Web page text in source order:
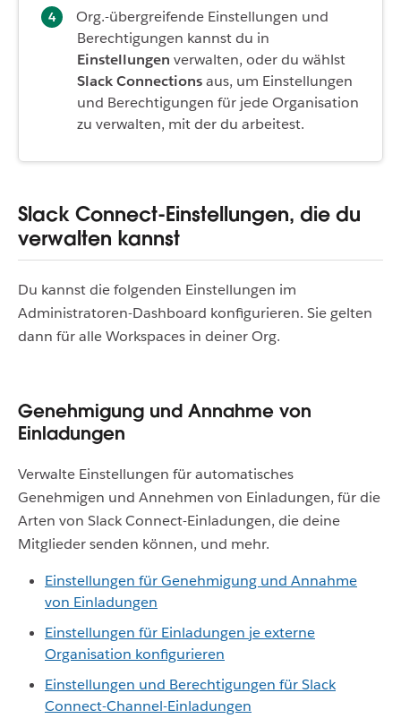
Org.-übergreifende Einstellungen und
Berechtigungen kannst du in
Einstellungen verwalten, oder du wählst
Slack Connectionsaus, um Einstellungen
und Berechtigungen für jede Organisation
zu verwalten, mit der du arbeitest.
Slack Connect-Einstellungen, die du
verwalten kannst
Du kannst die folgenden Einstellungen im
Administratoren-Dashboard konfigurieren. Sie gelten
dann für alle Workspaces in deiner Org.
Genehmigung und Annahme von
Einladungen
Verwalte Einstellungen für automatisches
Genehmigen und Annehmen von Einladungen, für die
Arten von Slack Connect-Einladungen, die deine
Mitglieder senden können, und mehr.
Einstellungen für Genehmigung und Annahme
von Einladungen
Einstellungen für Einladungen je externe
Organisation konfigurieren
Einstellungen und Berechtigungen für Slack
Connect-Channel-Einladungen